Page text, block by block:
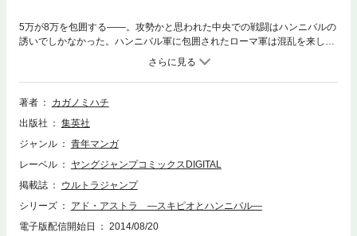
5万が8万を包囲する――。攻勢かと思われた中央での戦闘はハンニバルの
誘いでしかなかった。ハンニバル軍に包囲されたローマ軍は混乱を来し、
さらに状況を悪化させる。アエミリウスやミヌキウスをはじめ、死者の数
はおよそ6万。カンナエの戦いはローマ空前の大敗に終わった。
著者
カガノミハチ
出版社
集英社
ジャンル
青年マンガ
レーベル
ヤングジャンプコミックスDIGITAL
掲載誌
ウルトラジャンプ
シリーズ
アド・アストラ ―スキピオとハンニバル―
電子版配信開始日
2014/08/20